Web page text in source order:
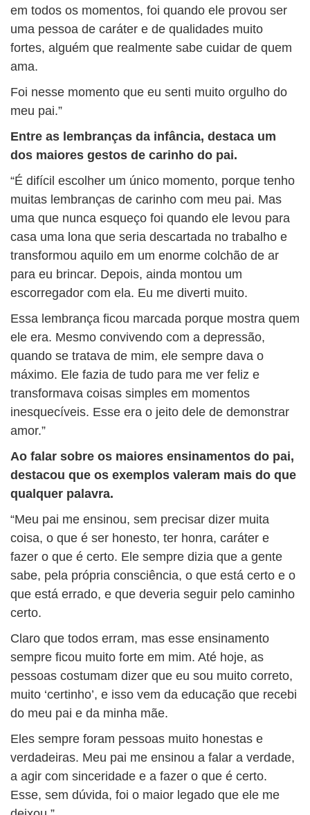
em todos os momentos, foi quando ele provou ser
uma pessoa de caráter e de qualidades muito
fortes, alguém que realmente sabe cuidar de quem
ama.
Foi nesse momento que eu senti muito orgulho do
meu pai.”
Entre as lembranças da infância, destaca um
dos maiores gestos de carinho do pai.
“É difícil escolher um único momento, porque tenho
muitas lembranças de carinho com meu pai. Mas
uma que nunca esqueço foi quando ele levou para
casa uma lona que seria descartada no trabalho e
transformou aquilo em um enorme colchão de ar
para eu brincar. Depois, ainda montou um
escorregador com ela. Eu me diverti muito.
Essa lembrança ficou marcada porque mostra quem
ele era. Mesmo convivendo com a depressão,
quando se tratava de mim, ele sempre dava o
máximo. Ele fazia de tudo para me ver feliz e
transformava coisas simples em momentos
inesquecíveis. Esse era o jeito dele de demonstrar
amor.”
Ao falar sobre os maiores ensinamentos do pai,
destacou que os exemplos valeram mais do que
qualquer palavra.
“Meu pai me ensinou, sem precisar dizer muita
coisa, o que é ser honesto, ter honra, caráter e
fazer o que é certo. Ele sempre dizia que a gente
sabe, pela própria consciência, o que está certo e o
que está errado, e que deveria seguir pelo caminho
certo.
Claro que todos erram, mas esse ensinamento
sempre ficou muito forte em mim. Até hoje, as
pessoas costumam dizer que eu sou muito correto,
muito ‘certinho’, e isso vem da educação que recebi
do meu pai e da minha mãe.
Eles sempre foram pessoas muito honestas e
verdadeiras. Meu pai me ensinou a falar a verdade,
a agir com sinceridade e a fazer o que é certo.
Esse, sem dúvida, foi o maior legado que ele me